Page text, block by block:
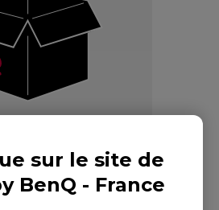
sur le site de
BenQ - France